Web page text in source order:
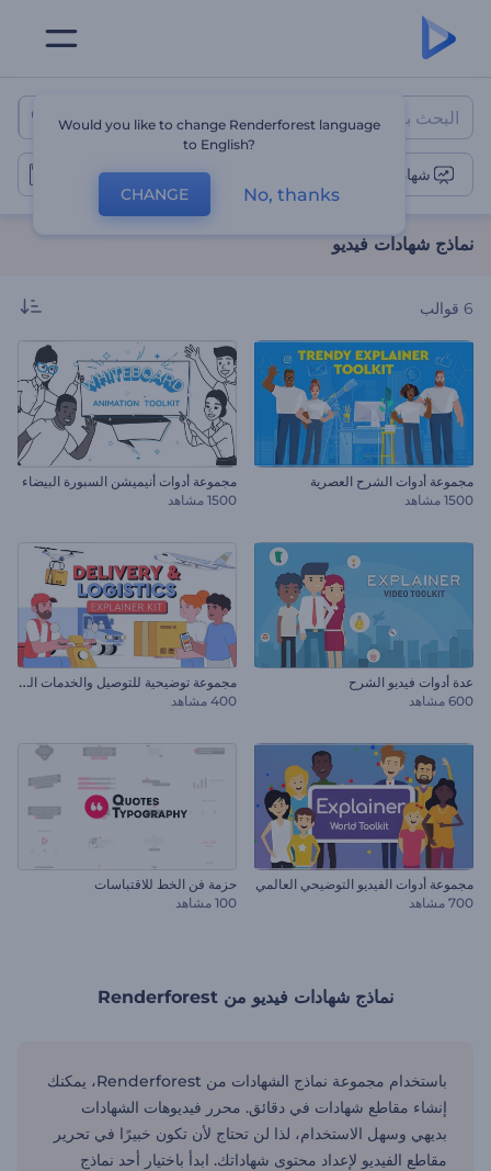
نماذج شهادات فيديو
شهادات فيديو
نماذج شهادات فيديو
6 قوالب
مجموعة أدوات الشرح العصرية
1500 مشاهد
مجموعة أدوات أنيميشن السبورة البيضاء
1500 مشاهد
عدة أدوات فيديو الشرح
600 مشاهد
م
جموعة توضيحية للتوصيل والخدمات اللوجستية
400 مشاهد
مجموعة أدوات الفيديو التوضيحي العالمي
700 مشاهد
حزمة فن الخط للاقتباسات
100 مشاهد
نماذج شهادات فيديو من Renderforest
باستخدام مجموعة نماذج الشهادات من Renderforest، يمكنك
إنشاء مقاطع شهادات في دقائق. محرر فيديوهات الشهادات
بديهي وسهل الاستخدام، لذا لن تحتاج لأن تكون خبيرًا في تحرير
مقاطع الفيديو لإعداد محتوى شهاداتك. ابدأ باختيار أحد نماذج
Would you like to change Renderforest language
to English?
CHANGE No, thanks